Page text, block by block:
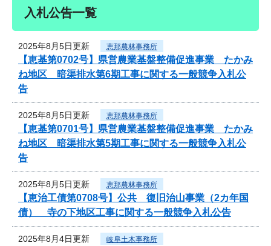
入札公告一覧
2025年8月5日更新 恵那農林事務所
【恵基第0702号】県営農業基盤整備促進事業 たかみ
ね地区 暗渠排水第6期工事に関する一般競争入札公
告
2025年8月5日更新 恵那農林事務所
【恵基第0701号】県営農業基盤整備促進事業 たかみ
ね地区 暗渠排水第5期工事に関する一般競争入札公
告
2025年8月5日更新 恵那農林事務所
【恵治工債第0708号】公共 復旧治山事業（2カ年国
債） 寺の下地区工事に関する一般競争入札公告
2025年8月4日更新 岐阜土木事務所